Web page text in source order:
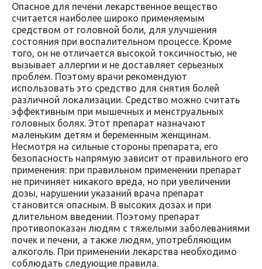
Опасное для печени лекарственное вещество
считается наиболее широко применяемым
средством от головной боли, для улучшения
состояния при воспалительном процессе. Кроме
того, он не отличается высокой токсичностью, не
вызывает аллергии и не доставляет серьезных
проблем. Поэтому врачи рекомендуют
использовать это средство для снятия болей
различной локализации. Средство можно считать
эффективным при мышечных и менструальных
головных болях. Этот препарат назначают
маленьким детям и беременным женщинам.
Несмотря на сильные стороны препарата, его
безопасность напрямую зависит от правильного его
применения: при правильном применении препарат
не причиняет никакого вреда, но при увеличении
дозы, нарушении указаний врача препарат
становится опасным. В высоких дозах и при
длительном введении. Поэтому препарат
противопоказан людям с тяжелыми заболеваниями
почек и печени, а также людям, употребляющим
алкоголь. При применении лекарства необходимо
соблюдать следующие правила.